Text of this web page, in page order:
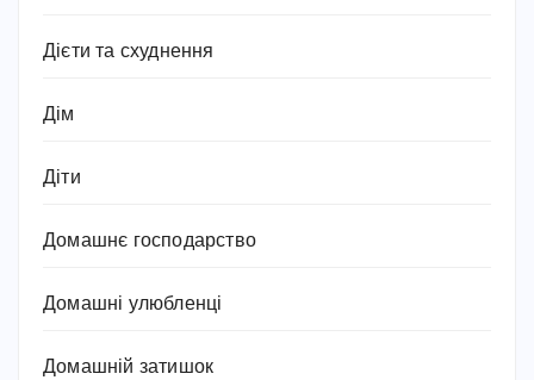
Дієти та схуднення
Дім
Діти
Домашнє господарство
Домашні улюбленці
Домашній затишок